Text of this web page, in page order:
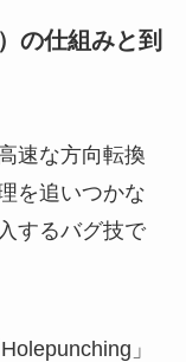
の仕組みと到
速な方向転換
を追いつかな
するバグ技で
」